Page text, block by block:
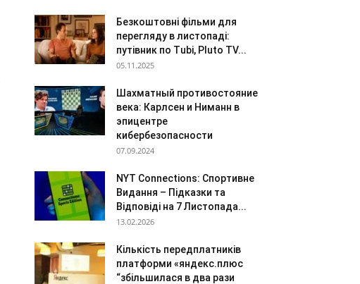
Безкоштовні фільми для
перегляду в листопаді:
путівник по Tubi, Pluto TV...
05.11.2025
Шахматный противостояние
века: Карлсен и Ниманн в
эпицентре
кибербезопасности
07.09.2024
NYT Connections: Спортивне
Видання – Підказки та
Відповіді на 7 Листопада...
13.02.2026
Кількість передплатників
платформи «яндекс.плюс
“збільшилася в два рази